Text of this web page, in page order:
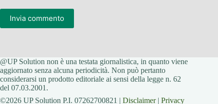
Invia commento
@UP Solution non è una testata giornalistica, in quanto viene
aggiornato senza alcuna periodicità. Non può pertanto
considerarsi un prodotto editoriale ai sensi della legge n. 62
del 07.03.2001.
©2026 UP Solution P.I. 07262700821 | Disclaimer| Privacy